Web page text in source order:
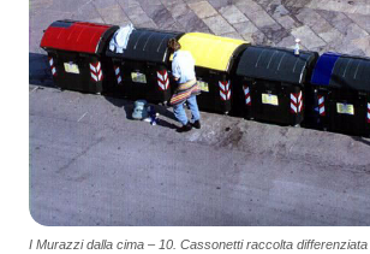
I Murazzi dalla cima – 10. Cassonetti raccolta